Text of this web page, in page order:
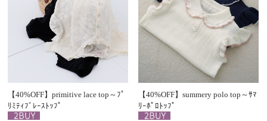
【40%OFF】primitive lace top～ﾌﾟ
ﾘﾐﾃｨﾌﾞﾚｰｽﾄｯﾌﾟ
【40%OFF】summery polo top～ｻﾏ
ﾘｰﾎﾟﾛﾄｯﾌﾟ